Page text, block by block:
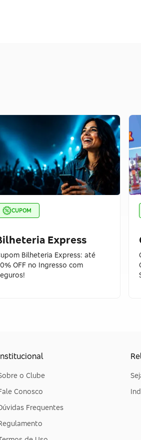
CUPOM
Express
Bilheteria Express: até
OFF no Ingresso com
o Clube
Conosco
Frequentes